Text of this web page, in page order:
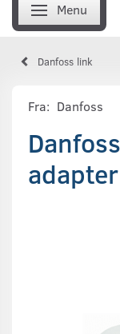
SkifteMenu
Danfoss link
Fra: Danfoss